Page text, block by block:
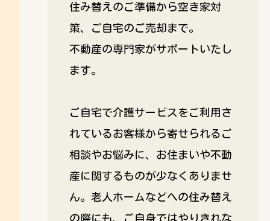
住み替えのご準備から空き家対
策、ご自宅のご売却まで。
不動産の専門家がサポートいたし
ます。
ご自宅で介護サービスをご利用さ
れているお客様から寄せられるご
相談やお悩みに、お住まいや不動
産に関するものが少なくありませ
ん。老人ホームなどへの住み替え
の際にも、ご自身ではやりきれな